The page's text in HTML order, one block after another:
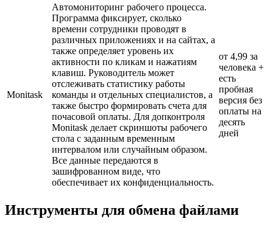
Monitask
Автомониторинг рабочего процесса.
Программа фиксирует, сколько
времени сотрудники проводят в
различных приложениях и на сайтах, а
также определяет уровень их
активности по кликам и нажатиям
клавиш. Руководитель может
отслеживать статистику работы
команды и отдельных специалистов, а
также быстро формировать счета для
почасовой оплаты. Для допконтроля
Monitask делает скриншоты рабочего
стола с заданным временным
интервалом или случайным образом.
Все данные передаются в
зашифрованном виде, что
обеспечивает их конфиденциальность.
от 4,99 за
человека +
есть
пробная
версия без
оплаты на
десять
дней
Инструменты для обмена файлами